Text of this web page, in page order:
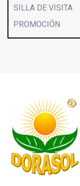
SILLA DE VISITA
PROMOCIÓN